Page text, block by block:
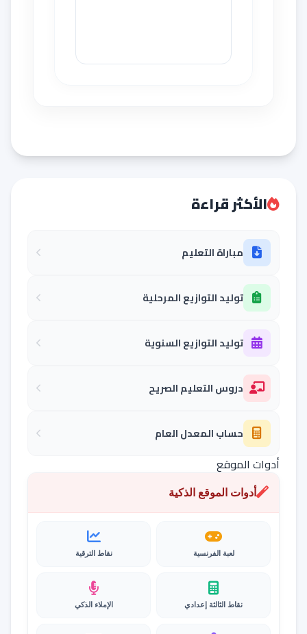
الأكثر قراءة
مباراة التعليم
توليد التوازيع المرحلية
توليد التوازيع السنوية
دروس التعليم الصريح
حساب المعدل العام
أدوات الموقع
أدوات الموقع الذكية
لعبة الفرنسية نقاط الترقية
نقاط الثالثة إعدادي الإملاء الذكي